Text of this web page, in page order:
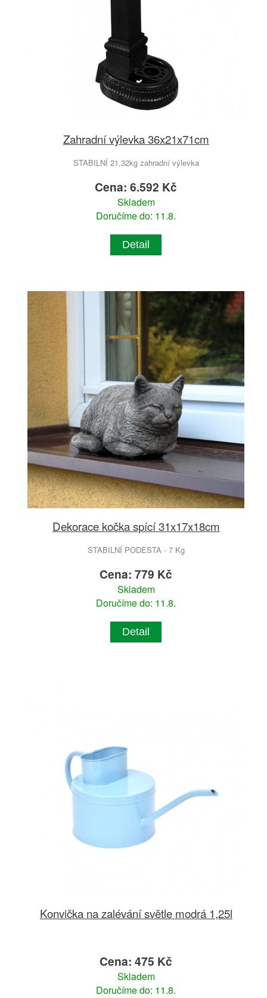
Zahradní výlevka 36x21x71cm
STABILNÍ 21,32kg zahradní výlevka
Cena: 6.592 Kč
Skladem
Doručíme do: 11.8.
Detail
Dekorace kočka spící 31x17x18cm
STABILNÍ PODESTA - 7 Kg
Cena: 779 Kč
Skladem
Doručíme do: 11.8.
Detail
Konvička na zalévání světle modrá 1,25l
Cena: 475 Kč
Skladem
Doručíme do: 11.8.